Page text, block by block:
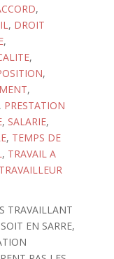
,
, DROIT
,
,
,
,
, PRESTATION
, SALARIE,
, TEMPS DE
, TRAVAIL A
TRAVAILLEUR
TRAVAILLANT
EN SARRE,